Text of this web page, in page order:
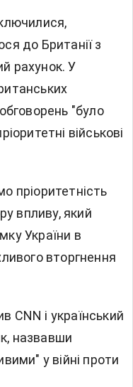
до Британії з
рахунок. У
"було
військові
пріоритетність
впливу, який
України в
вторгнення
CNN і український
назвавши
у війні проти